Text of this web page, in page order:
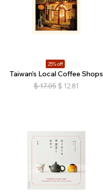
25% off
Taiwan’s Local Coffee Shops
$ 17.05 $ 12.81